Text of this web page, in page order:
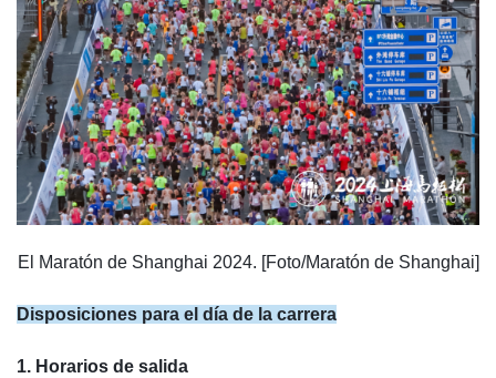
El Maratón de Shanghai 2024. [Foto/Maratón de Shanghai]
Disposiciones para el día de la carrera
1. Horarios de salida